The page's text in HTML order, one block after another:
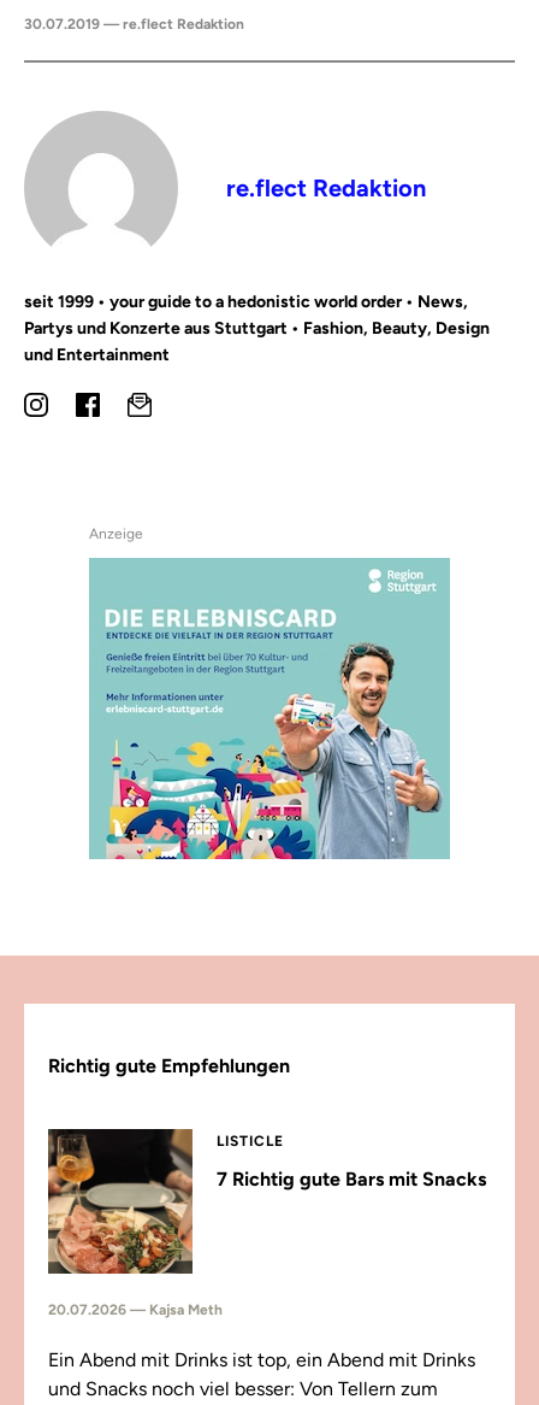
30.07.2019 — re.flect Redaktion
re.flect Redaktion
seit 1999 • your guide to a hedonistic world order • News,
Partys und Konzerte aus Stuttgart • Fashion, Beauty, Design
und Entertainment
Anzeige
Richtig gute Empfehlungen
LISTICLE
7 Richtig gute Bars mit Snacks
20.07.2026 — Kajsa Meth
Ein Abend mit Drinks ist top, ein Abend mit Drinks
und Snacks noch viel besser: Von Tellern zum